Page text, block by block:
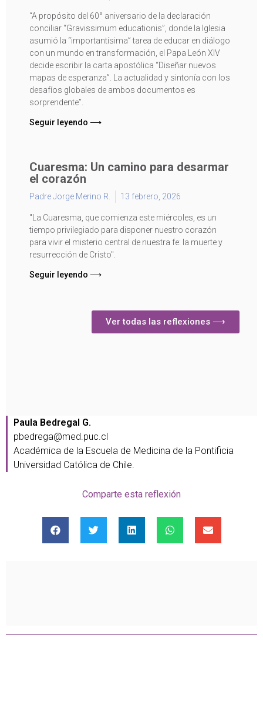
“A propósito del 60° aniversario de la declaración
conciliar “Gravissimum educationis”, donde la Iglesia
asumió la “importantísima” tarea de educar en diálogo
con un mundo en transformación, el Papa León XIV
decide escribir la carta apostólica “Diseñar nuevos
mapas de esperanza”. La actualidad y sintonía con los
desafíos globales de ambos documentos es
sorprendente”.
Seguir leyendo ⟶
Cuaresma: Un camino para desarmar
el corazón
Padre Jorge Merino R. 13 febrero, 2026
"La Cuaresma, que comienza este miércoles, es un
tiempo privilegiado para disponer nuestro corazón
para vivir el misterio central de nuestra fe: la muerte y
resurrección de Cristo".
Seguir leyendo ⟶
Ver todas las reflexiones ⟶
Paula Bedregal G.
pbedrega@med.puc.cl
Académica de la Escuela de Medicina de la Pontificia
Universidad Católica de Chile.
Comparte esta reflexión